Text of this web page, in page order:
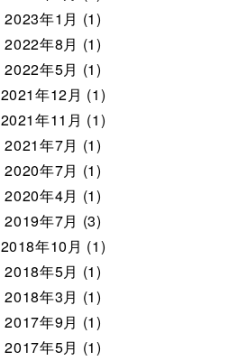
2023年1月 (1)
2022年8月 (1)
2022年5月 (1)
2021年12月 (1)
2021年11月 (1)
2021年7月 (1)
2020年7月 (1)
2020年4月 (1)
2019年7月 (3)
2018年10月 (1)
2018年5月 (1)
2018年3月 (1)
2017年9月 (1)
2017年5月 (1)